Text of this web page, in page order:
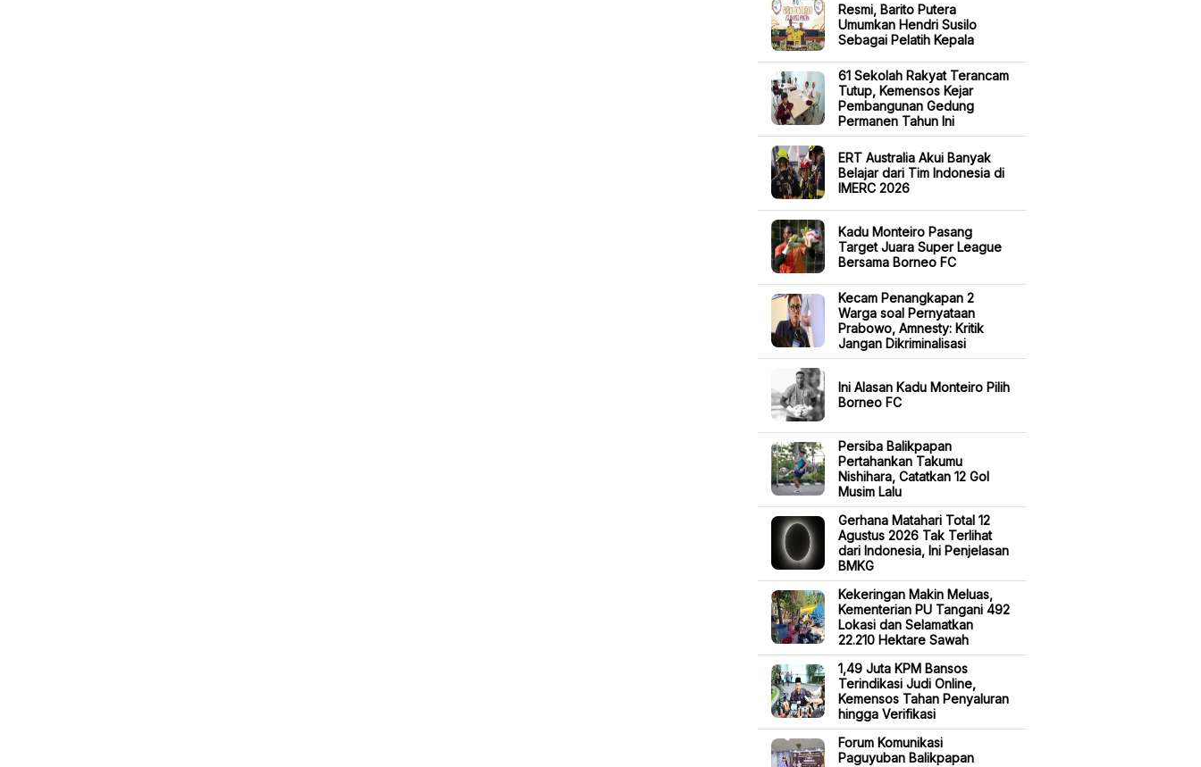
Resmi, Barito Putera
Umumkan Hendri Susilo
Sebagai Pelatih Kepala
61 Sekolah Rakyat Terancam
Tutup, Kemensos Kejar
Pembangunan Gedung
Permanen Tahun Ini
ERT Australia Akui Banyak
Belajar dari Tim Indonesia di
IMERC 2026
Kadu Monteiro Pasang
Target Juara Super League
Bersama Borneo FC
Kecam Penangkapan 2
Warga soal Pernyataan
Prabowo, Amnesty: Kritik
Jangan Dikriminalisasi
Ini Alasan Kadu Monteiro Pilih
Borneo FC
Persiba Balikpapan
Pertahankan Takumu
Nishihara, Catatkan 12 Gol
Musim Lalu
Gerhana Matahari Total 12
Agustus 2026 Tak Terlihat
dari Indonesia, Ini Penjelasan
BMKG
Kekeringan Makin Meluas,
Kementerian PU Tangani 492
Lokasi dan Selamatkan
22.210 Hektare Sawah
1,49 Juta KPM Bansos
Terindikasi Judi Online,
Kemensos Tahan Penyaluran
hingga Verifikasi
Forum Komunikasi
Paguyuban Balikpapan